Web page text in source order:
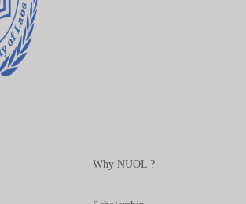
Why NUOL ?